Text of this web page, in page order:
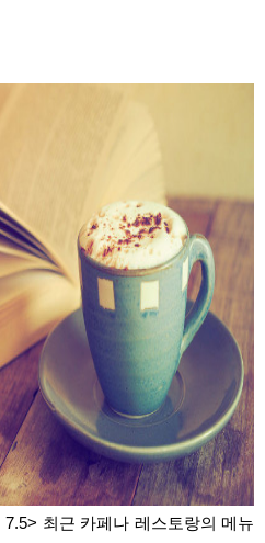
최근 카페나 레스토랑의 메뉴